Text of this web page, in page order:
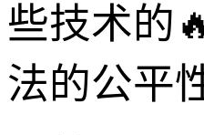
些技术的
法的公平